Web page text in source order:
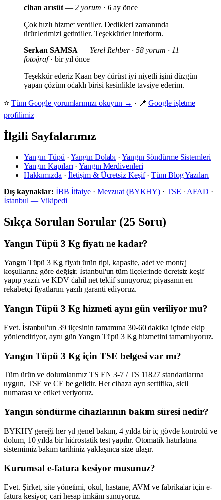
cihan arısüt — 2 yorum · 6 ay önce
Çok hızlı hizmet verdiler. Dedikleri zamanında
ürünlerimizi getirdiler. Teşekkürler interform.
Serkan SAMSA — Yerel Rehber · 58 yorum · 11
fotoğraf· bir yıl önce
Teşekkür ederiz Kaan bey dürüst iyi niyetli işini düzgün
yapan çözüm odaklı birisi kesinlikle tavsiye ederim.
⭐ Tüm Google yorumlarımızı okuyun → · 📍 Google işletme
profilimiz
İlgili Sayfalarımız
Yangın Tüpü · Yangın Dolabı · Yangın Söndürme Sistemleri
Yangın Kapıları · Yangın Merdivenleri
Hakkımızda · İletişim & Ücretsiz Keşif· Tüm Blog Yazıları
Dış kaynaklar: İBB İtfaiye · Mevzuat (BYKHY) · TSE · AFAD ·
İstanbul — Vikipedi
Sıkça Sorulan Sorular (25 Soru)
Yangın Tüpü 3 Kg fiyatı ne kadar?
Yangın Tüpü 3 Kg fiyatı ürün tipi, kapasite, adet ve montaj
koşullarına göre değişir. İstanbul'un tüm ilçelerinde ücretsiz keşif
yapıp yazılı ve KDV dahil net teklif sunuyoruz; piyasanın en
rekabetçi fiyatlarını yazılı garanti ediyoruz.
Yangın Tüpü 3 Kg hizmeti aynı gün veriliyor mu?
Evet. İstanbul'un 39 ilçesinin tamamına 30-60 dakika içinde ekip
yönlendiriyor, aynı gün Yangın Tüpü 3 Kg hizmetini tamamlıyoruz.
Yangın Tüpü 3 Kg için TSE belgesi var mı?
Tüm ürün ve dolumlarımız TS EN 3-7 / TS 11827 standartlarına
uygun, TSE ve CE belgelidir. Her cihaza ayrı sertifika, sicil
numarası ve etiket veriyoruz.
Yangın söndürme cihazlarının bakım süresi nedir?
BYKHY gereği her yıl genel bakım, 4 yılda bir iç gövde kontrolü ve
dolum, 10 yılda bir hidrostatik test yapılır. Otomatik hatırlatma
sistemimiz bakım tarihiniz yaklaşınca size ulaşır.
Kurumsal e-fatura kesiyor musunuz?
Evet. Şirket, site yönetimi, okul, hastane, AVM ve fabrikalar için e-
fatura kesiyor, cari hesap imkânı sunuyoruz.